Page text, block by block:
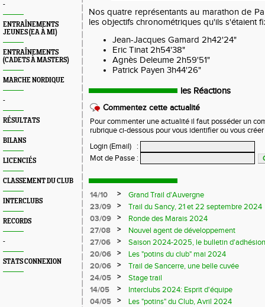
-
ENTRAÎNEMENTS
JEUNES (EA À MI)
ENTRAÎNEMENTS
(CADETS À MASTERS)
MARCHE NORDIQUE
-
RÉSULTATS
BILANS
LICENCIÉS
CLASSEMENT DU CLUB
INTERCLUBS
RECORDS
-
STATS CONNEXION
Nos quatre représentants au marathon de
les objectifs chronométriques qu'ils s'étaient
Jean-Jacques Gamard 2h42'24"
Eric Tinat 2h54'38"
Agnès Deleume 2h59'51"
Patrick Payen 3h44'26"
les Réactions
Commentez cette actualité
Pour commenter une actualité il faut posséder un
rubrique ci-dessous pour vous identifier ou vous
Login (Email)
:
Mot de Passe :
14/10 >
Grand Trail d'Auvergne
23/09
>
Trail du Sancy, 21 et 22 septembre 2024
03/09
>
Ronde des Marais 2024
27/08
>
Nouvel agent de développement
27/06
>
Saison 2024-2025, le bulletin
20/06
>
Les "potins du club" mai 2024
20/06
>
Trail de Sancerre, une belle cuvée
24/05
>
Stage trail
14/05
>
Interclubs 2024: Esprit d'équipe
04/05
>
Les "potins" du Club, Avril 2024